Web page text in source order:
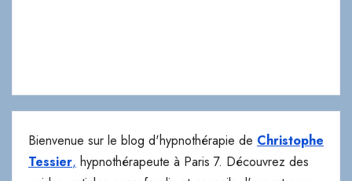
Tessier,hypnothérapeute à Paris 7. Découvrez des
comprendre comment l'hypnose peut transformer votre
vie.